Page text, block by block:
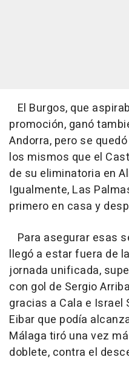
El Burgos, que
promoción, ganó
Andorra, pero se
los mismos que el
de su eliminatoria en
Igualmente, Las
primero en casa y
Para asegurar esas
llegó a estar fuera de
jornada unificada,
con gol de Sergio
gracias a Cala e Israel
Eibar que podía
Málaga tiró una vez
doblete, contra el